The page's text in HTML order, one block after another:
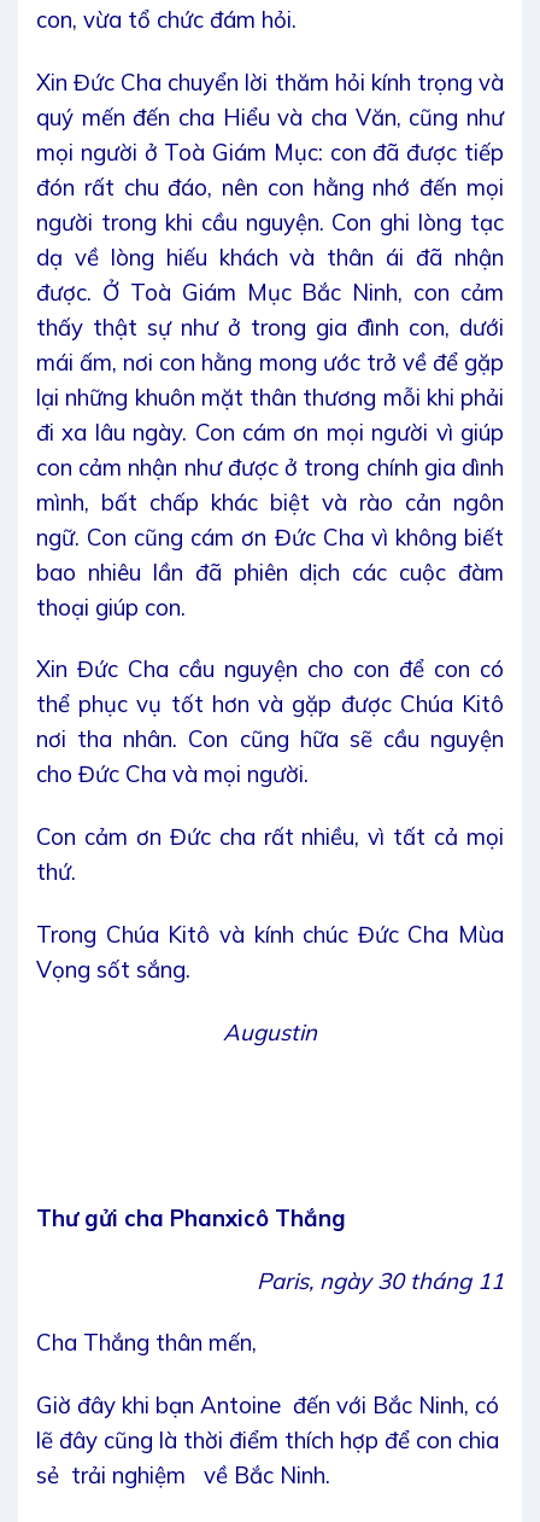
con, vừa tổ chức đám hỏi.
Xin Đức Cha chuyển lời thăm hỏi kính trọng và
quý mến đến cha Hiểu và cha Văn, cũng như
mọi người ở Toà Giám Mục: con đã được tiếp
đón rất chu đáo, nên con hằng nhớ đến mọi
người trong khi cầu nguyện. Con ghi lòng tạc
dạ về lòng hiếu khách và thân ái đã nhận
được. Ở Toà Giám Mục Bắc Ninh, con cảm
thấy thật sự như ở trong gia đình con, dưới
mái ấm, nơi con hằng mong ước trở về để gặp
lại những khuôn mặt thân thương mỗi khi phải
đi xa lâu ngày. Con cám ơn mọi người vì giúp
con cảm nhận như được ở trong chính gia dình
mình, bất chấp khác biệt và rào cản ngôn
ngữ. Con cũng cám ơn Đức Cha vì không biết
bao nhiêu lần đã phiên dịch các cuộc đàm
thoại giúp con.
Xin Đức Cha cầu nguyện cho con để con có
thể phục vụ tốt hơn và gặp được Chúa Kitô
nơi tha nhân. Con cũng hữa sẽ cầu nguyện
cho Đức Cha và mọi người.
Con cảm ơn Đức cha rất nhiều, vì tất cả mọi
thứ.
Trong Chúa Kitô và kính chúc Đức Cha Mùa
Vọng sốt sắng.
Augustin
Thư gửi cha Phanxicô Thắng
Paris, ngày 30 tháng 11
Cha Thắng thân mến,
Giờ đây khi bạn Antoine đến với Bắc Ninh, có
lẽ đây cũng là thời điểm thích hợp để con chia
sẻ trải nghiệm về Bắc Ninh.